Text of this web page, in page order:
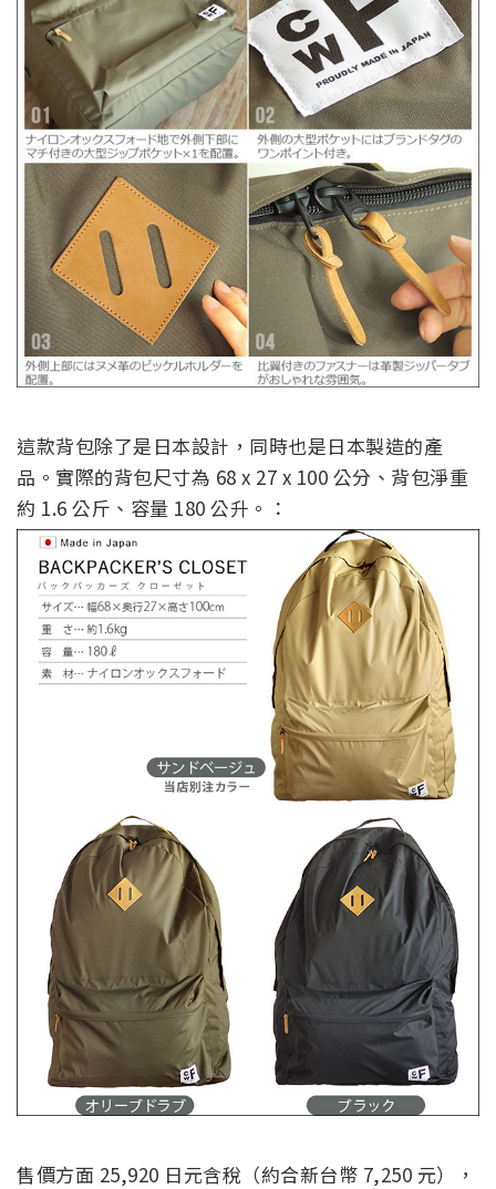
這款背包除了是日本設計，同時也是日本製造的產
品。實際的背包尺寸為 68 x 27 x 100 公分、背包淨重
約 1.6 公斤、容量 180 公升。：
售價方面 25,920 日元含稅（約合新台幣 7,250 元），